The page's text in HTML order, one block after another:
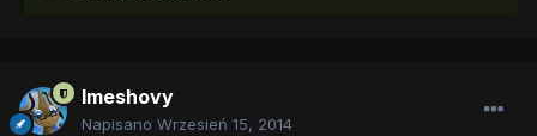
Imeshovy
Napisano Wrzesień 15, 2014